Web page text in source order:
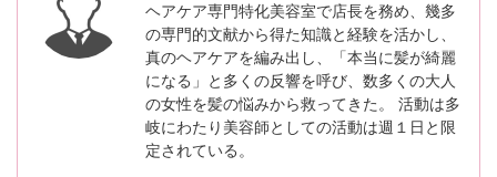
ヘアケア専門特化美容室で店長を務め、幾多
の専門的文献から得た知識と経験を活かし、
真のヘアケアを編み出し、「本当に髪が綺麗
になる」と多くの反響を呼び、数多くの大人
の女性を髪の悩みから救ってきた。 活動は多
岐にわたり美容師としての活動は週１日と限
定されている。